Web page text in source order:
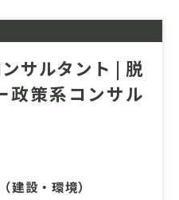
素化を推進しません
次世代のための豊か
の課題解決に貢献し
をお待ちしていま
サルタント | 脱
政策系コンサル
建設・環境）